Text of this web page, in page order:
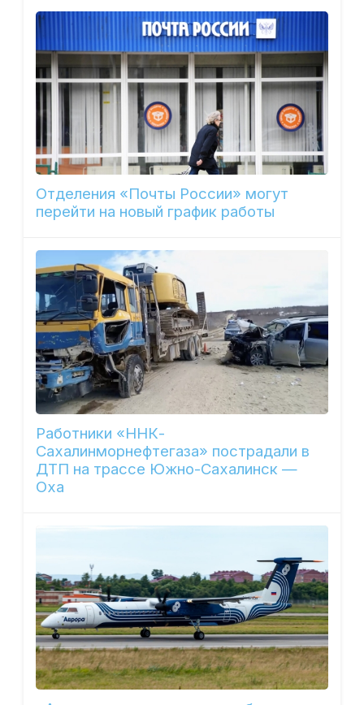
Отделения «Почты России» могут
перейти на новый график работы
Работники «ННК-
Сахалинморнефтегаза» пострадали в
ДТП на трассе Южно-Сахалинск —
Оха